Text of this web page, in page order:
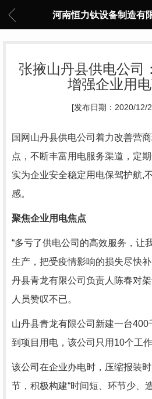
河南恒力钛设备制造有
张掖山丹县供电公司
增强企业用
[发布日期：2020/12/
国网山丹县供电公司着力改善营
点，不断丰富用电服务渠道，定
实为企业安全稳定用电保驾护航,
感。
聚焦企业用电焦点
“多亏了供电公司的高效服务，让
生产，把受疫情影响的损失尽快
丹县青龙有限公司负责人陈春对
人员赞叹不已。
山丹县青龙有限公司新建一台
到项目用电，该公司只用10个工作
该公司在企业办电时，压缩报装
节，积极构建“时间短、环节少、